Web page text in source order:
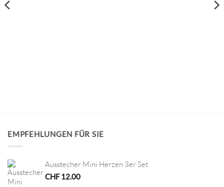
EMPFEHLUNGEN FÜR SIE
Ausstecher Mini Herzen 3er Set
CHF12.00